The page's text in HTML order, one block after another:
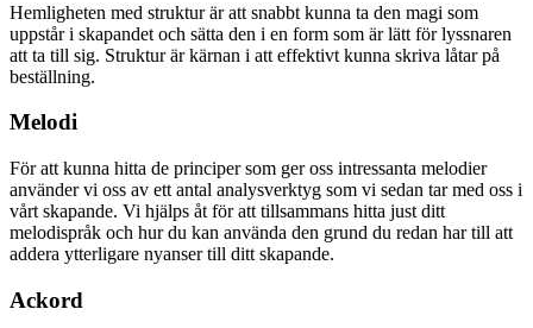
Hemligheten med struktur är att snabbt kunna ta den magi som
uppstår i skapandet och sätta den i en form som är lätt för lyssnaren
att ta till sig. Struktur är kärnan i att effektivt kunna skriva låtar på
beställning.
Melodi
För att kunna hitta de principer som ger oss intressanta melodier
använder vi oss av ett antal analysverktyg som vi sedan tar med oss i
vårt skapande. Vi hjälps åt för att tillsammans hitta just ditt
melodispråk och hur du kan använda den grund du redan har till att
addera ytterligare nyanser till ditt skapande.
Ackord